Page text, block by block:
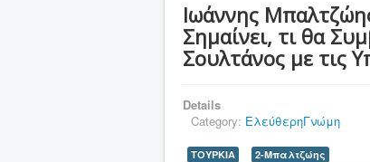
Ιωάννης
Σημαίνει, τι θα
Σουλτάνος με τις
Details
Category: ΕλεύθερηΓνώμη
ΤΟΥΡΚΙΑ 2-Μπαλτζώης